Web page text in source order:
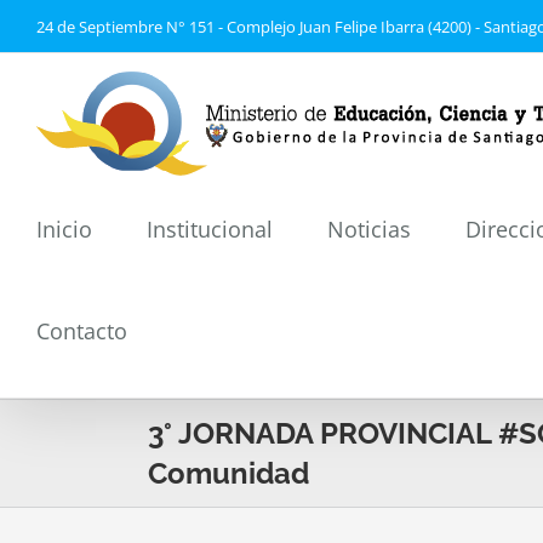
al
24 de Septiembre N° 151 - Complejo Juan Felipe Ibarra (4200) -
Inicio Institucional Noticias
Contacto
3° JORNADA PROVINCIAL
Comunidad